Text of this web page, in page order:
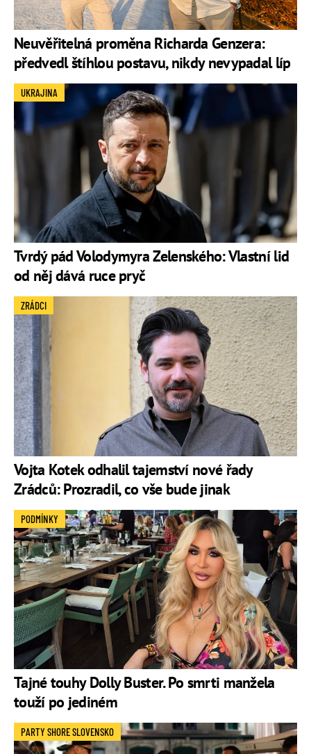
Neuvěřitelná proměna Richarda Genzera:
předvedl štíhlou postavu, nikdy nevypadal líp
Tvrdý pád Volodymyra Zelenského: Vlastní lid
od něj dává ruce pryč
UKRAJINA
Vojta Kotek odhalil tajemství nové řady
Zrádců: Prozradil, co vše bude jinak
ZRÁDCI
Tajné touhy Dolly Buster. Po smrti manžela
touží po jediném
PODMÍNKY
PARTY SHORE SLOVENSKO